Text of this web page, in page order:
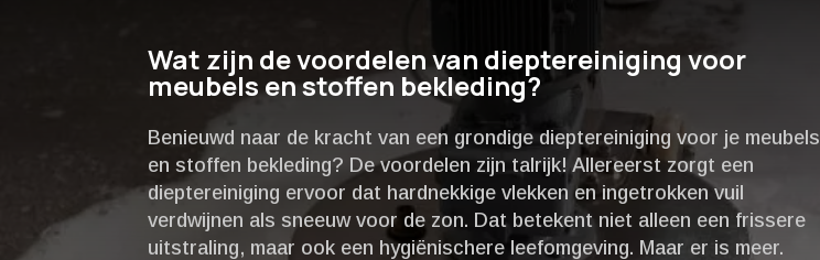
Wat zijn de voordelen van dieptereiniging voor
meubels en stoffen bekleding?
Benieuwd naar de kracht van een grondige dieptereiniging voor je meubels
en stoffen bekleding? De voordelen zijn talrijk! Allereerst zorgt een
dieptereiniging ervoor dat hardnekkige vlekken en ingetrokken vuil
verdwijnen als sneeuw voor de zon.​ Dat betekent niet alleen een frissere
uitstraling, maar ook een hygiënischere leefomgeving.​ Maar er is meer.​